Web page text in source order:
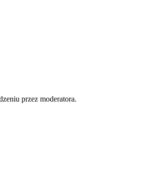
przez moderatora.